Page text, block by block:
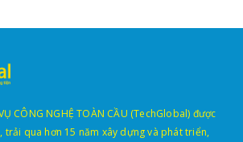
CÔNG NGHỆ TOÀN CẦU (TechGlobal) được
trải qua hơn 15 năm xây dựng và phát triển,